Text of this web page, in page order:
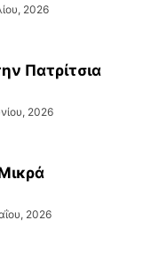
2026
Πατρίτσια
2026
2026